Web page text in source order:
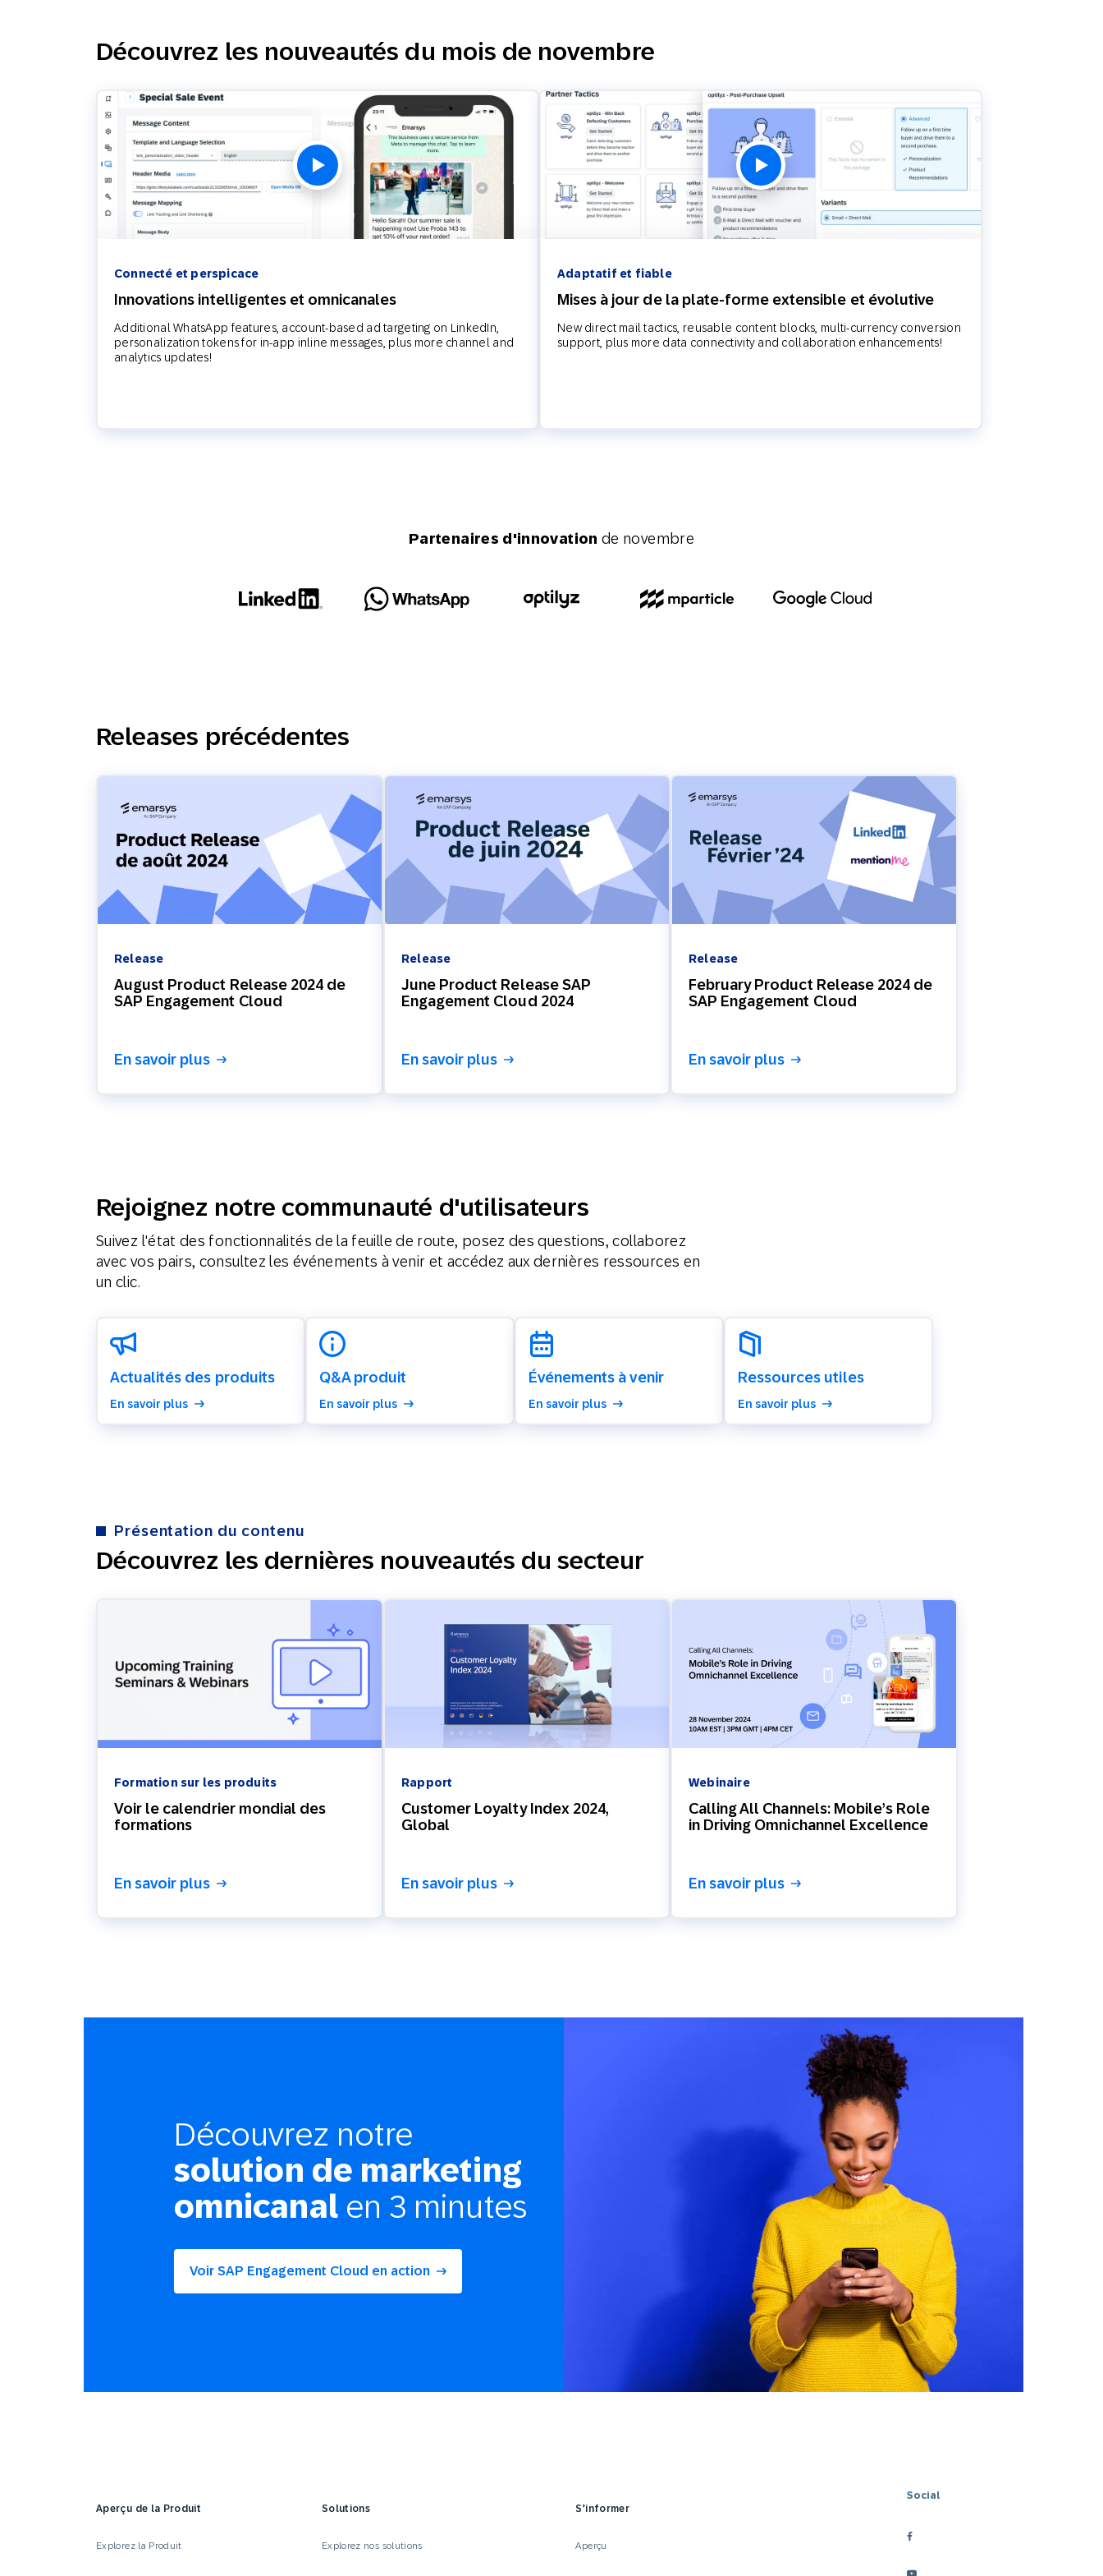
Découvrez les nouveautés du mois de novembre
Connecté et perspicace
Innovations intelligentes et omnicanales
Additional WhatsApp features, account-based ad targeting on LinkedIn,
personalization tokens for in-app inline messages, plus more channel and
analytics updates!
Adaptatif et fiable
Mises à jour de la plate-forme extensible et évolutive
New direct mail tactics, reusable content blocks, multi-currency conversion
support, plus more data connectivity and collaboration enhancements!
Partenaires d'innovation de novembre
Releases précédentes
Release
August Product Release 2024 de
SAP Engagement Cloud
En savoir plus
Release
June Product Release SAP
Engagement Cloud 2024
En savoir plus
Release
February Product Release 2024 de
SAP Engagement Cloud
En savoir plus
Rejoignez notre communauté d'utilisateurs
Suivez l'état des fonctionnalités de la feuille de route, posez des questions, collaborez
avec vos pairs, consultez les événements à venir et accédez aux dernières ressources en
un clic.
Actualités des produits
En savoir plus
Q&A produit
En savoir plus
Événements à venir
En savoir plus
Ressources utiles
En savoir plus
Découvrez les dernières nouveautés du secteur
Présentation du contenu
Formation sur les produits
Voir le calendrier mondial des
formations
En savoir plus
Rapport
Customer Loyalty Index 2024,
Global
En savoir plus
Webinaire
Calling All Channels: Mobile’s Role
in Driving Omnichannel Excellence
En savoir plus
Découvrez notre
solution de marketing
omnicanalen 3 minutes
Voir SAP Engagement Cloud en action
Aperçu de la Produit
Explorez la Produit
Solutions
Explorez nos solutions
S’informer
Aperçu
Social